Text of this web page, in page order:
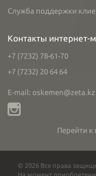
Служба поддержки
Контакты интернет-
+7 (7232) 78-61-70
+7 (7232) 20 64 64
E-mail: oskemen@zeta.kz
Перейти к
© 2026 Все права
На момент